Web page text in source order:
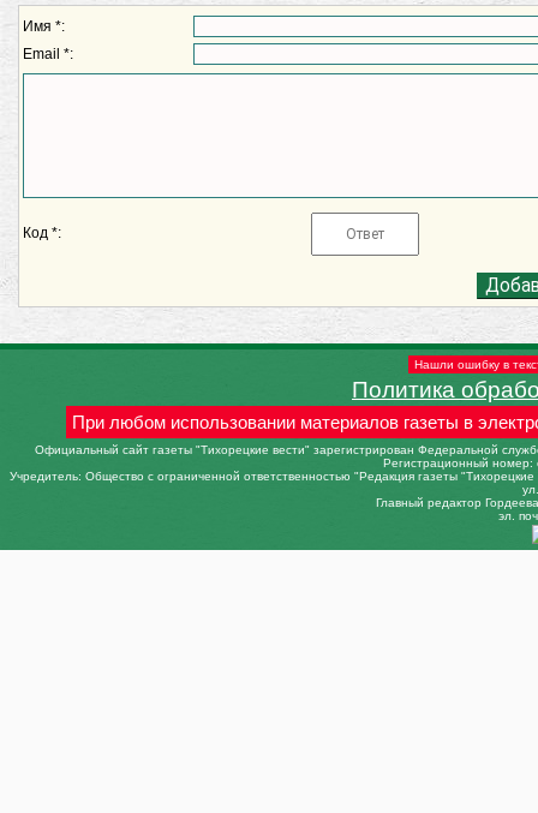
Имя *:
Email *:
Код *:
Нашли ошибку в
Политика
При любом использовании материалов газеты в
Официальный сайт газеты "Тихорецкие вести" зарегистрирован Федеральной
Регистрационный
Учредитель: Общество с ограниченной ответственностью "Редакция газеты
Главный редактор
эл.